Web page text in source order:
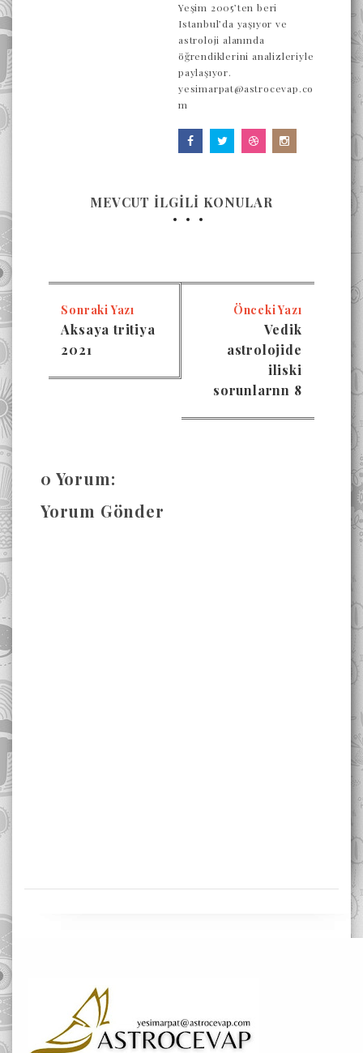
Yeşim 2005’ten beri
Istanbul’da yaşıyor ve
astroloji alanında
öğrendiklerini analizleriyle
paylaşıyor.
yesimarpat@astrocevap.co
m
MEVCUT İLGİLİ KONULAR
Sonraki Yazı
Aksaya tritiya
2021
Önceki Yazı
Vedik
astrolojide
iliski
sorunlarnn 8
0 Yorum:
Yorum Gönder